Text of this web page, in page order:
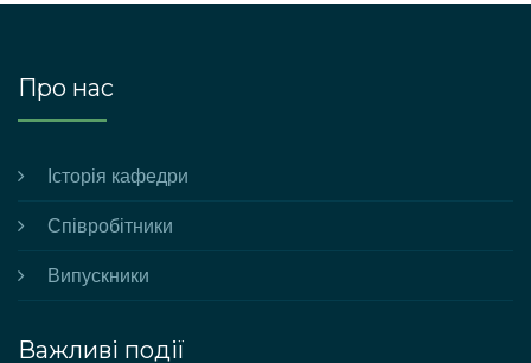
Про нас
Історія кафедри
Співробітники
Випускники
Важливі події